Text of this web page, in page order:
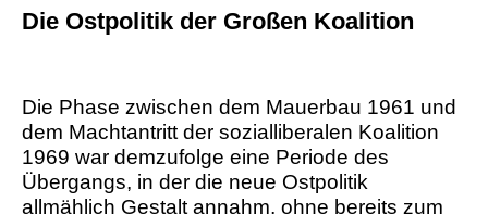
Die Ostpolitik der Großen Koalition
Die Phase zwischen dem Mauerbau 1961 und
dem Machtantritt der sozialliberalen Koalition
1969 war demzufolge eine Periode des
Übergangs, in der die neue Ostpolitik
allmählich Gestalt annahm, ohne bereits zum